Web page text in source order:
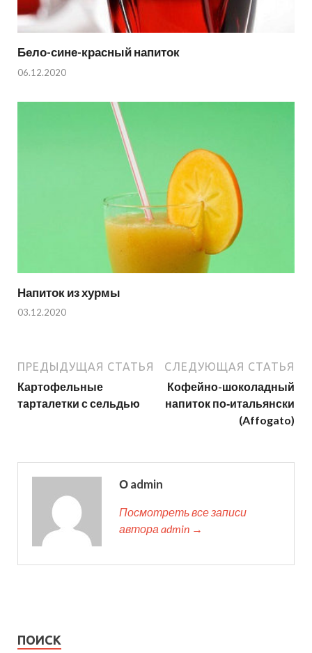
Бело-сине-красный напиток
06.12.2020
Напиток из хурмы
03.12.2020
ПРЕДЫДУЩАЯ СТАТЬЯ
Картофельные
тарталетки с сельдью
СЛЕДУЮЩАЯ СТАТЬЯ
Кофейно-шоколадный
напиток по‑итальянски
(Affogato)
О admin
Посмотреть все записи
автора admin →
ПОИСК